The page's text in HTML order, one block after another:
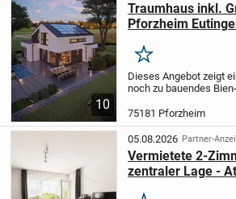
10
Traumhaus inkl.
Pforzheim
Merken
Dieses Angebot zeigt
noch zu bauendes
bereits inklusive,
ausgewählte Haus als
Ausbaustufe lassen
75181 Pforzheim
05.08.2026 Partner-
Vermietete 2-
zentraler Lage -